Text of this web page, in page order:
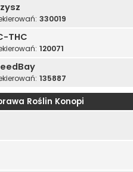
330019
THC
120071
135887
Roślin Konopi